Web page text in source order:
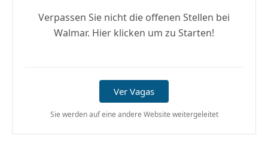
Verpassen Sie nicht die offenen Stellen bei
Walmar. Hier klicken um zu Starten!
Ver Vagas
Sie werden auf eine andere Website weitergeleitet